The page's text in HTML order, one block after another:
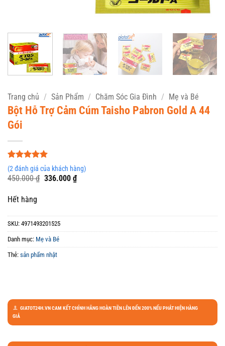
Trang chủ / Sản Phẩm / Chăm Sóc Gia Đình / Mẹ và Bé
Bột Hỗ Trợ Cảm Cúm Taisho Pabron Gold A 44
Gói
5trên 5
dựa trên
2
đánh giá
(2đánh giá của khách hàng)
450.000₫ Giá
336.000 ₫Giá
hiện
Hết hàng
SKU: 4971493201525
Danh mục: Mẹ và Bé
Thẻ: sản phẩm nhật
GIATOT24H.VN CAM KẾT CHÍNH HÃNG HOÀN TIỀN LÊN ĐẾN 200% NẾU PHÁT HIỆN HÀNG
GIẢ